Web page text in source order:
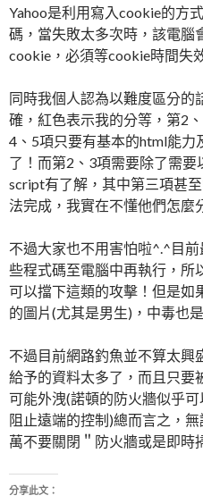
Yahoo是利用寫入cookie的方
碼，當失敗太多次時，該電腦
cookie，必須等cookie時間失
同時我個人認為以難度區分的
確，紅色表示我的分等，第2
4、5項只要有基本的html能力
了！而第2、3項需要除了需
script有了解，其中第三項甚
法完成，我實在不懂他們怎麼
不過大家也不用害怕啦^.^目
些程式碼至電腦中再執行，所
可以擋下這類的攻擊！但是如
的圖片(尤其是男生)，中毒也
不過目前網路釣魚並不算太興
給予的資料太多了，而且只要
可能外洩(諾頓的防火牆似乎
阻止遠端的控制)總而言之，
萬不要關閉＂防火牆或是即時
分享此文：